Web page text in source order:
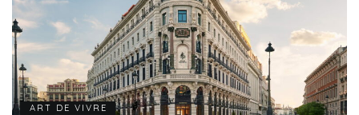
ART DE VIVRE